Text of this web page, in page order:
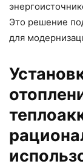
Это решение
для